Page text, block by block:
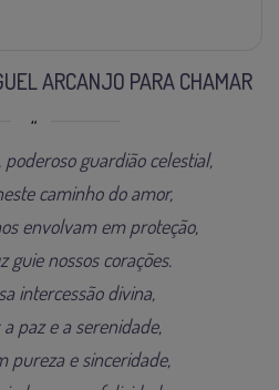
ARCANJO PARA CHAMAR
poderoso guardião celestial,
caminho do amor,
envolvam em proteção,
guie nossos corações.
intercessão divina,
paz e a serenidade,
pureza e sinceridade,